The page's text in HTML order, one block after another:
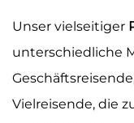
Unser vielseitiger
unterschiedliche
Vielreisende, die